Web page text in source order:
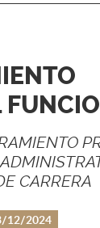
CARRERA
12/2024